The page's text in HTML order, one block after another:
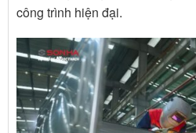
công trình hiện đại.